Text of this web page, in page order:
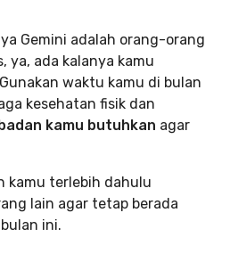
Gemini adalah orang-orang
ya, ada kalanya kamu
waktu kamu di bulan
kesehatan fisik dan
kamu butuhkan agar
kamu terlebih dahulu
lain agar tetap berada
ini.